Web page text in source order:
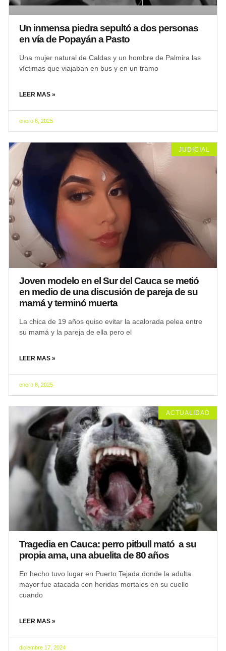
Un inmensa piedra sepultó a dos personas
en vía de Popayán a Pasto
Una mujer natural de Caldas y un hombre de Palmira las
víctimas que viajaban en bus y en un tramo
LEER MAS »
enero 8, 2025
JUDICIAL
Joven modelo en el Sur del Cauca se metió
en medio de una discusión de pareja de su
mamá y terminó muerta
La chica de 19 años quiso evitar la acalorada pelea entre
su mamá y la pareja de ella pero el
LEER MAS »
enero 8, 2025
ACTUALIDAD
Tragedia en Cauca: perro pitbull mató a su
propia ama, una abuelita de 80 años
En hecho tuvo lugar en Puerto Tejada donde la adulta
mayor fue atacada con heridas mortales en su cuello
cuando
LEER MAS »
diciembre 17, 2024